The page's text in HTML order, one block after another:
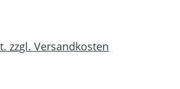
zzgl. Versandkosten